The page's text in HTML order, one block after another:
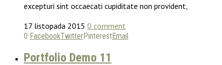
excepturi sint occaecati cupiditate non provident,
17 listopada 2015 0 comment
0 FacebookTwitterPinterestEmail
Portfolio Demo 11